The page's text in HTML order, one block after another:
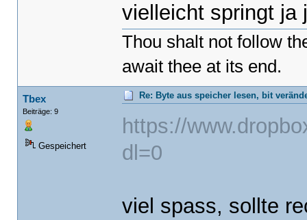
vielleicht springt ja
Thou shalt not follow
await thee at its end.
Tbex
Beiträge: 9
Gespeichert
Re: Byte aus speicher lesen, bit
https://
dl=0
viel spass, sollte